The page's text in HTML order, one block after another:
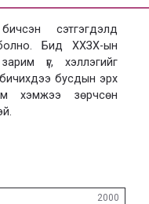
сэтгэгдэлд
болно. Бид ХХЗХ-ын
үг, хэллэгийг
бичихдээ бусдын эрх
хэмжээ зөрчсөн
2000